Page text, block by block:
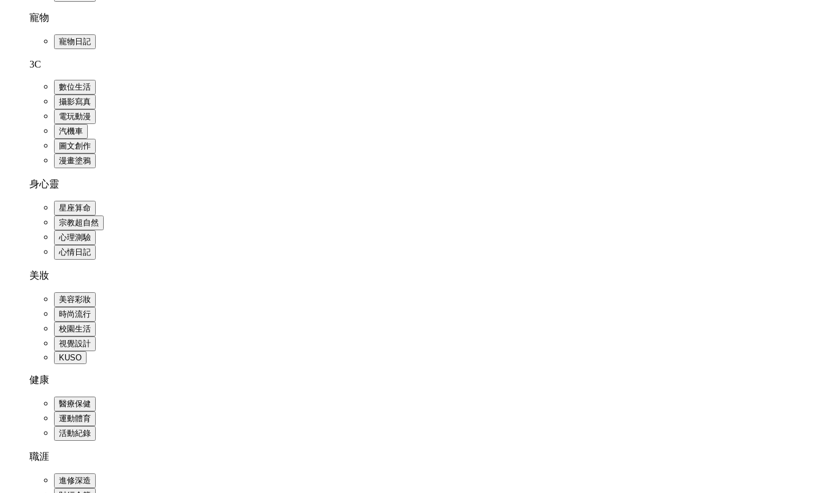
寵物
寵物日記
3C
數位生活
攝影寫真
電玩動漫
汽機車
圖文創作
漫畫塗鴉
身心靈
星座算命
宗教超自然
心理測驗
心情日記
美妝
美容彩妝
時尚流行
校園生活
視覺設計
KUSO
健康
醫療保健
運動體育
活動紀錄
職涯
進修深造